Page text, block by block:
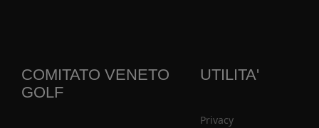
COMITATO VENETO
GOLF
UTILITA'
Privacy